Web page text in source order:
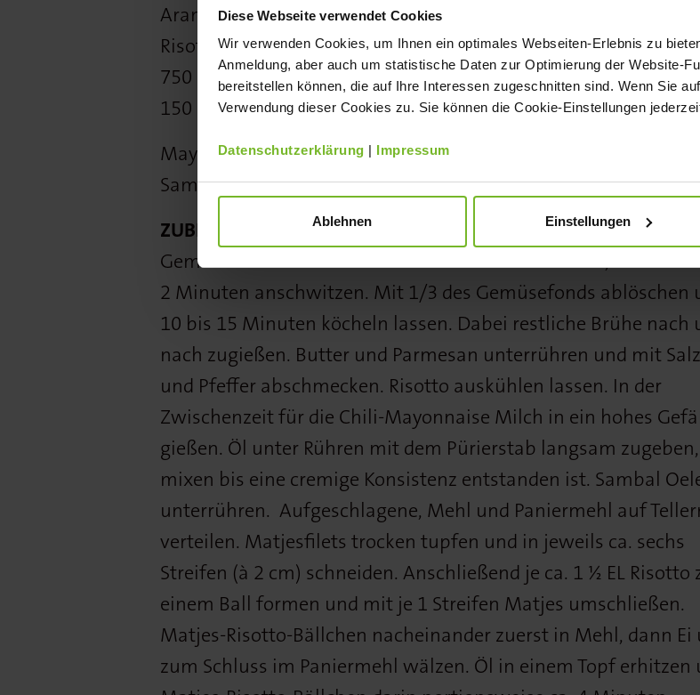
Diese Webseite verwendet Cookies
Wir verwenden Cookies, um Ihnen ein optimales Webseiten-Erlebnis zu
Anmeldung, aber auch um statistische Daten zur Optimierung der Website-
bereitstellen können, die auf Ihre Interessen zugeschnitten sind. Wenn Sie
Verwendung dieser Cookies zu. Sie können die Cookie-Einstellungen
Datenschutzerklärung | Impressum
Ablehnen Einstellungen
Arancini:1,75 l Gemüsefond, 100 ml Sonnenblumenöl, 500 g
Risottoreis, 5 EL Butter, 250 g geriebener Parmesan, Salz,
750 g Friesenkrone Matjes „PUR“ rauchgewürzt, 5 Eier (Größe
150 g Mehl (Type 405), 250 g Paniermehl
Mayonnaise: 250 ml Milch (3,5 %), 750 ml Sonnenblumenöl,
Sambal Oelek
ZUBEREITUNG
Gemüsefond erwärmen. Öl in einer Pfanne erhitzen, Reis darin
2 Minuten anschwitzen. Mit 1/3 des Gemüsefonds ablöschen
10 bis 15 Minuten köcheln lassen. Dabei restliche Brühe nach
nach zugießen. Butter und Parmesan unterrühren und mit Salz
und Pfeffer abschmecken. Risotto auskühlen lassen. In der
Zwischenzeit für die Chili-Mayonnaise Milch in ein hohes
gießen. Öl unter Rühren mit dem Pürierstab langsam zugeben,
mixen bis eine cremige Konsistenz entstanden ist. Sambal
unterrühren. Aufgeschlagene, Mehl und Paniermehl auf
verteilen. Matjesfilets trocken tupfen und in jeweils ca. sechs
Streifen (à 2 cm) schneiden. Anschließend je ca. 1 ½ EL Risotto
einem Ball formen und mit je 1 Streifen Matjes umschließen.
Matjes-Risotto-Bällchen nacheinander zuerst in Mehl, dann Ei
zum Schluss im Paniermehl wälzen. Öl in einem Topf erhitzen